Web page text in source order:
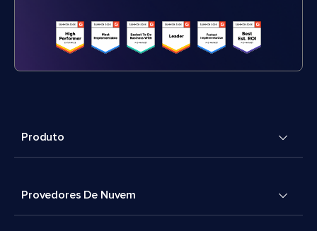
Produto
Provedores De Nuvem